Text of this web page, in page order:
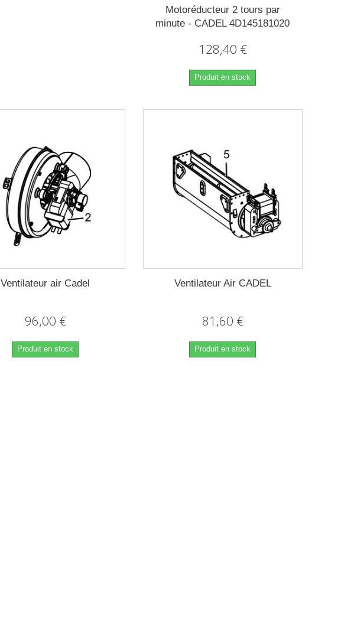
Motoréducteur 2 tours par
minute - CADEL 4D145181020
128,40 €
Produit en stock
Ventilateur air Cadel
96,00 €
Produit en stock
Ventilateur Air CADEL
81,60 €
Produit en stock